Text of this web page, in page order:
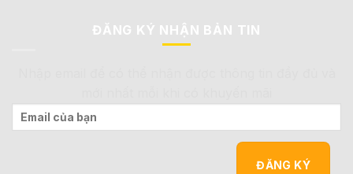
ĐĂNG KÝ NHẬN BẢN TIN